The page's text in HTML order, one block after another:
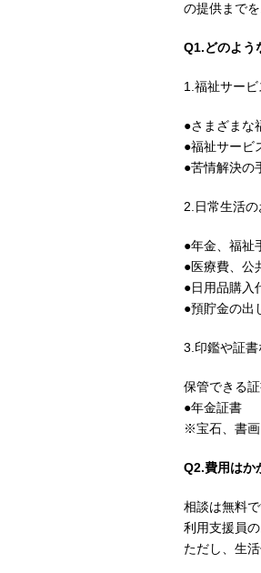
の提供まで
Q1.どのよう
1.福祉サー
●さまざまな
●福祉サービ
●苦情解決
2.日常生活
●年金、福祉
●医療費、公
●日用品購入
●預貯金の出
3.印鑑や証書
保管できる
●年金証書
※宝石、書画
Q2.費用はか
相談は無料で
利用支援員
ただし、生